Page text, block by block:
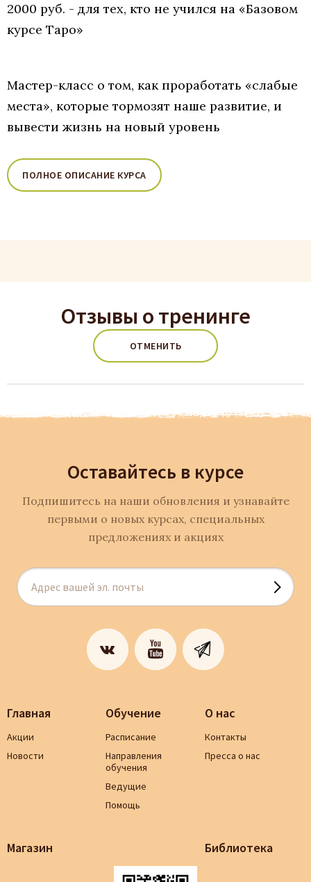
2000 руб. - для тех, кто не учился на «Базовом
курсе Таро»
Мастер-класс о том, как проработать «слабые
места», которые тормозят наше развитие, и
вывести жизнь на новый уровень
ПОЛНОЕ ОПИСАНИЕ КУРСА
Отзывы о тренинге
ОТМЕНИТЬ
Оставайтесь в курсе
Подпишитесь на наши обновления и узнавайте
первыми о новых курсах, специальных
предложениях и акциях
Главная
Акции
Новости
Обучение
Расписание
Направления
обучения
Ведущие
Помощь
О нас
Контакты
Пресса о нас
Магазин Библиотека